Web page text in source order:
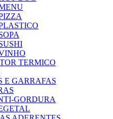
TERMICO
E GARRAFAS
GORDURA